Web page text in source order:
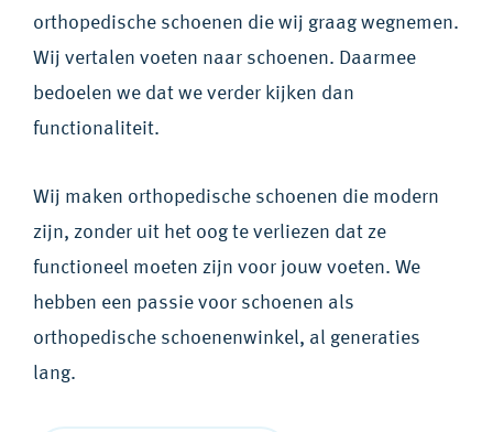
orthopedische schoenen die wij graag wegnemen.
Wij vertalen voeten naar schoenen. Daarmee
bedoelen we dat we verder kijken dan
functionaliteit.
Wij maken orthopedische schoenen die modern
zijn, zonder uit het oog te verliezen dat ze
functioneel moeten zijn voor jouw voeten. We
hebben een passie voor schoenen als
orthopedische schoenenwinkel, al generaties
lang.